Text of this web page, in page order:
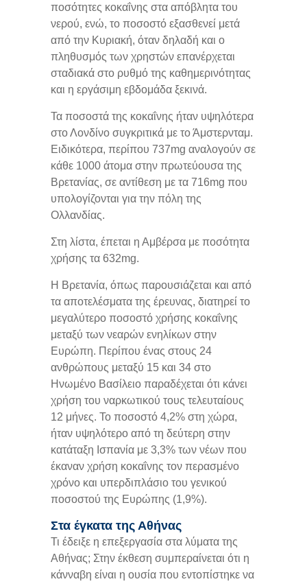
ποσότητες κοκαΐνης στα απόβλητα του
νερού, ενώ, το ποσοστό εξασθενεί μετά
από την Κυριακή, όταν δηλαδή και ο
πληθυσμός των χρηστών επανέρχεται
σταδιακά στο ρυθμό της καθημερινότητας
και η εργάσιμη εβδομάδα ξεκινά.
Τα ποσοστά της κοκαΐνης ήταν υψηλότερα
στο Λονδίνο συγκριτικά με το Άμστερνταμ.
Ειδικότερα, περίπου 737mg αναλογούν σε
κάθε 1000 άτομα στην πρωτεύουσα της
Βρετανίας, σε αντίθεση με τα 716mg που
υπολογίζονται για την πόλη της
Ολλανδίας.
Στη λίστα, έπεται η Αμβέρσα με ποσότητα
χρήσης τα 632mg.
Η Βρετανία, όπως παρουσιάζεται και από
τα αποτελέσματα της έρευνας, διατηρεί το
μεγαλύτερο ποσοστό χρήσης κοκαΐνης
μεταξύ των νεαρών ενηλίκων στην
Ευρώπη. Περίπου ένας στους 24
ανθρώπους μεταξύ 15 και 34 στο
Ηνωμένο Βασίλειο παραδέχεται ότι κάνει
χρήση του ναρκωτικού τους τελευταίους
12 μήνες. Το ποσοστό 4,2% στη χώρα,
ήταν υψηλότερο από τη δεύτερη στην
κατάταξη Ισπανία με 3,3% των νέων που
έκαναν χρήση κοκαΐνης τον περασμένο
χρόνο και υπερδιπλάσιο του γενικού
ποσοστού της Ευρώπης (1,9%).
Στα έγκατα της Αθήνας
Τι έδειξε η επεξεργασία στα λύματα της
Αθήνας; Στην έκθεση συμπεραίνεται ότι η
κάνναβη είναι η ουσία που εντοπίστηκε να